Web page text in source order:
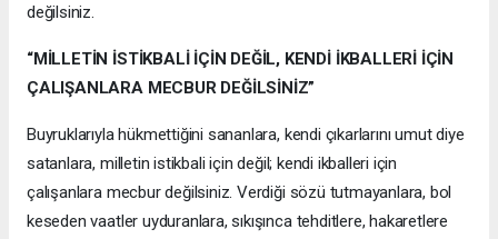
değilsiniz.
“MİLLETİN İSTİKBALİ İÇİN DEĞİL, KENDİ İKBALLERİ İÇİN
ÇALIŞANLARA MECBUR DEĞİLSİNİZ”
Buyruklarıyla hükmettiğini sananlara, kendi çıkarlarını umut diye
satanlara, milletin istikbali için değil; kendi ikballeri için
çalışanlara mecbur değilsiniz. Verdiği sözü tutmayanlara, bol
keseden vaatler uyduranlara, sıkışınca tehditlere, hakaretlere